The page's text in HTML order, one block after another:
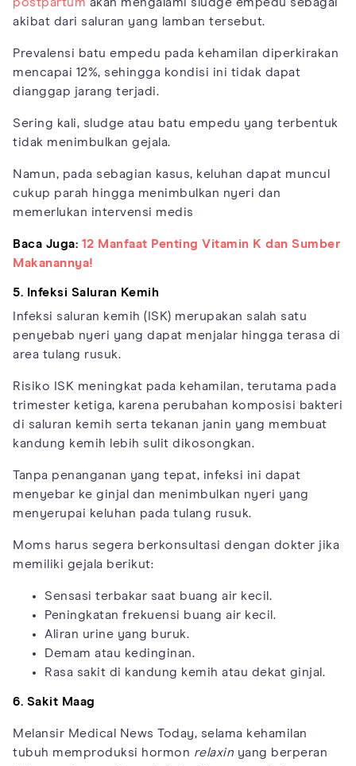
postpartum akan mengalami sludge empedu sebagai
akibat dari saluran yang lamban tersebut.
Prevalensi batu empedu pada kehamilan diperkirakan
mencapai 12%, sehingga kondisi ini tidak dapat
dianggap jarang terjadi.
Sering kali, sludge atau batu empedu yang terbentuk
tidak menimbulkan gejala.
Namun, pada sebagian kasus, keluhan dapat muncul
cukup parah hingga menimbulkan nyeri dan
memerlukan intervensi medis
Baca Juga: 12 Manfaat Penting Vitamin K dan Sumber
Makanannya!
5. Infeksi Saluran Kemih
Infeksi saluran kemih (ISK) merupakan salah satu
penyebab nyeri yang dapat menjalar hingga terasa di
area tulang rusuk.
Risiko ISK meningkat pada kehamilan, terutama pada
trimester ketiga, karena perubahan komposisi bakteri
di saluran kemih serta tekanan janin yang membuat
kandung kemih lebih sulit dikosongkan.
Tanpa penanganan yang tepat, infeksi ini dapat
menyebar ke ginjal dan menimbulkan nyeri yang
menyerupai keluhan pada tulang rusuk.
Moms harus segera berkonsultasi dengan dokter jika
memiliki gejala berikut:
Sensasi terbakar saat buang air kecil.
Peningkatan frekuensi buang air kecil.
Aliran urine yang buruk.
Demam atau kedinginan.
Rasa sakit di kandung kemih atau dekat ginjal.
6. Sakit Maag
Melansir Medical News Today, selama kehamilan
tubuh memproduksi hormon relaxin yang berperan